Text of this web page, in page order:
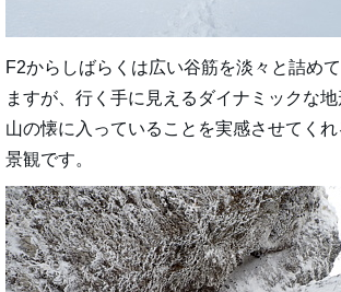
F2からしばらくは広い谷筋を淡々と詰め
ますが、行く手に見えるダイナミックな
山の懐に入っていることを実感させてく
景観です。